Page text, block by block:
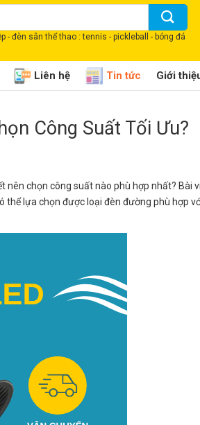
- đèn sân thể thao : tennis - pickleball - bóng đá
Liên hệ Tin tức Giới
Công Suất Tối Ưu?
chọn công suất nào phù hợp nhất? Bài
thể lựa chọn được loại đèn đường phù hợp